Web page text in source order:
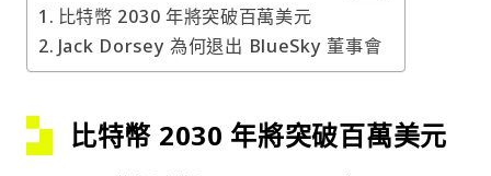
比特幣 2030 年將突破百萬美元
Jack Dorsey 為何退出 BlueSky 董事會
比特幣 2030 年將突破百萬美元